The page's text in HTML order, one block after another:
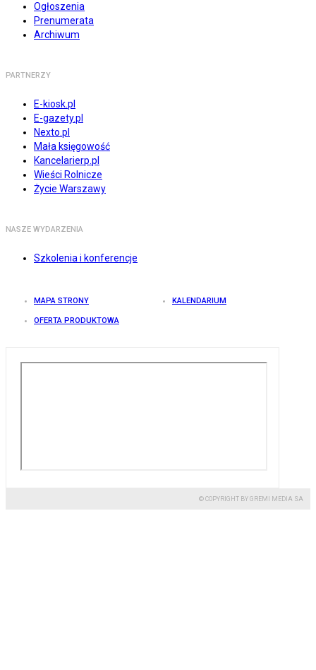
Ogłoszenia
Prenumerata
Archiwum
PARTNERZY
E-kiosk.pl
E-gazety.pl
Nexto.pl
Mała księgowość
Kancelarierp.pl
Wieści Rolnicze
Życie Warszawy
NASZE WYDARZENIA
Szkolenia i konferencje
MAPA STRONY KALENDARIUM
OFERTA PRODUKTOWA
© COPYRIGHT BY GREMI MEDIA SA